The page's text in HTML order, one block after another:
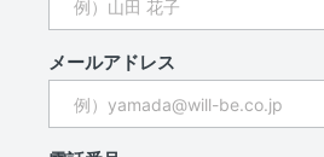
メールアドレス